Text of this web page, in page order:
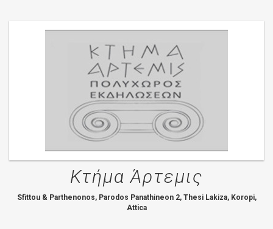
Κτήμα Άρτεμις
Sfittou & Parthenonos, Parodos Panathineon 2, Thesi Lakiza, Koropi,
Attica